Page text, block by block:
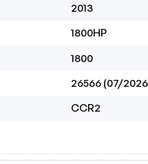
2013
1800HP
1800
26566 (07/
CCR2